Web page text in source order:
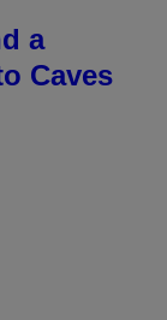
a
Caves